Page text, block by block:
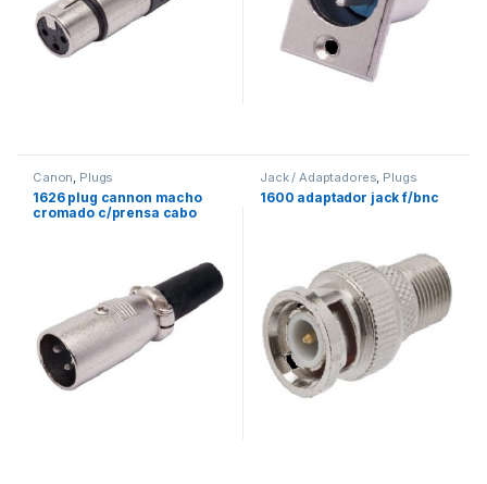
Canon Plugs
1626 plug cannon macho
cromado c/prensa cabo
Jack / Adaptadores Plugs
1600 adaptador jack f/bnc